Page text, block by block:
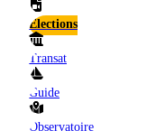
Elections
Transat
Guide
Observatoire